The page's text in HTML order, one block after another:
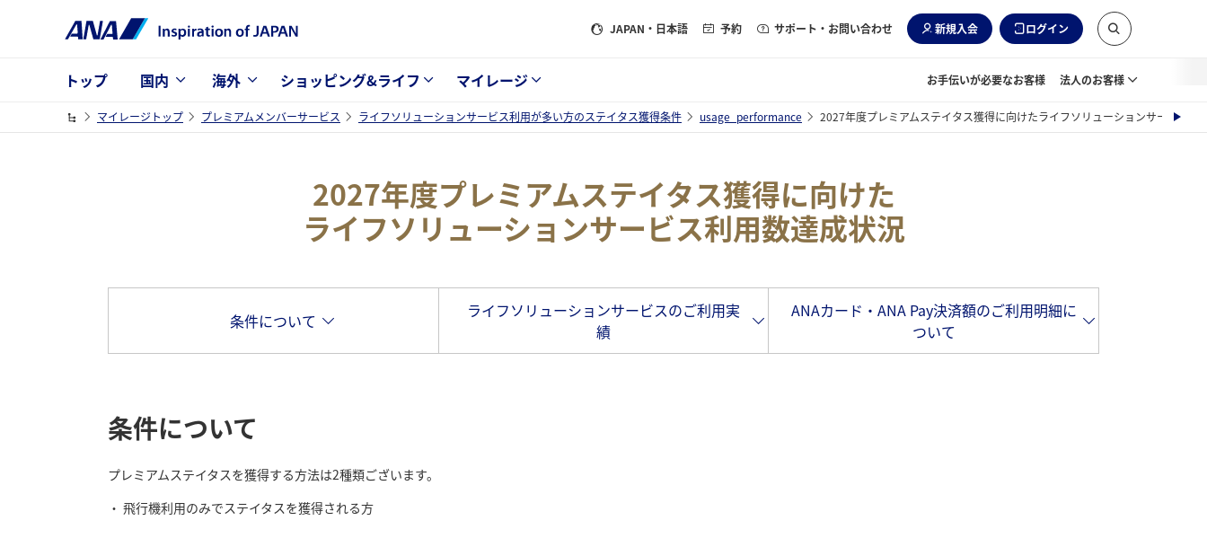
JAPAN ・日本語 予約 サポート・お問い合わせ 新規入会 ログイン
トップ 国内 海外 ショッピング&ライフ マイレージ お手伝いが必要なお客様 法人のお客様
マイレージトップ プレミアムメンバーサービス ライフソリューションサービス利用が多い方のステイタス獲得条件 usage_performance 2027年度プレミアムステイタス獲得に向けたライフソリューションサービス利
次
へ
2027年度プレミアムステイタス獲得に向けた
ライフソリューションサービス利用数達成状況
条件について
ライフソリューションサービスのご利用実
績
ANAカード・ANA Pay決済額のご利用明細に
ついて
条件について
プレミアムステイタスを獲得する方法は2種類ございます。
飛行機利用のみでステイタスを獲得される方